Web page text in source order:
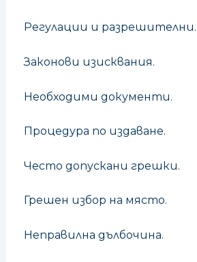
Регулации и разрешителни.
Законови изисквания.
Необходими документи.
Процедура по издаване.
Често допускани грешки.
Грешен избор на място.
Неправилна дълбочина.